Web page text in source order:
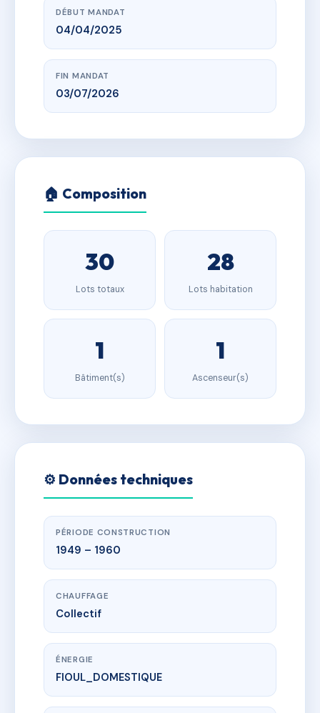
DÉBUT MANDAT
04/04/2025
FIN MANDAT
03/07/2026
🏠 Composition
30
Lots totaux
28
Lots habitation
1
Bâtiment(s)
1
Ascenseur(s)
⚙️ Données techniques
PÉRIODE CONSTRUCTION
1949 – 1960
CHAUFFAGE
Collectif
ÉNERGIE
FIOUL_DOMESTIQUE